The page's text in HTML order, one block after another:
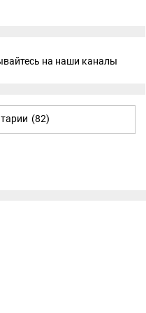
на наши каналы
(82)